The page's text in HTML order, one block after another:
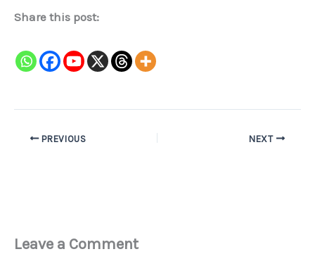
Share this post:
PREVIOUS NEXT
Leave a Comment